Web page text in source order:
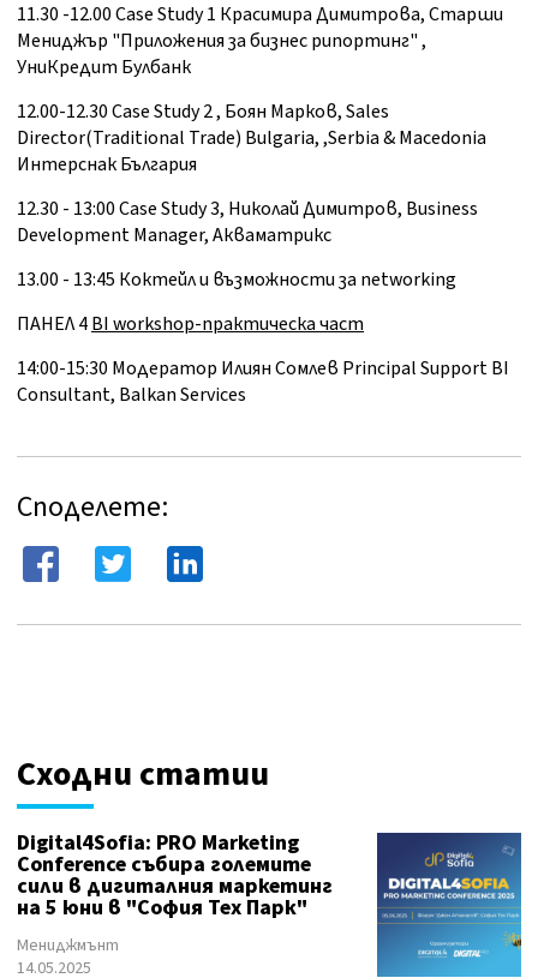
11.30 -12.00 Case Study 1 Красимира Димитрова, Старши
Мениджър "Приложения за бизнес рипортинг" ,
УниКредит Булбанк
12.00-12.30 Case Study 2 , Боян Марков, Sales
Director(Traditional Trade) Bulgaria, ,Serbia & Macedonia
Интерснак България
12.30 - 13:00 Case Study 3, Николай Димитров, Business
Development Manager, Aкваматрикс
13.00 - 13:45 Коктейл и възможности за networking
ПАНЕЛ 4BI workshop-практическа част
14:00-15:30 Mодератор Илиян Сомлев Principal Support BI
Consultant, Balkan Services
Споделете:
Сходни статии
Digital4Sofia: PRO Marketing
Conference събира големите
сили в дигиталния маркетинг
на 5 юни в "София Тех Парк"
Мениджмънт
14.05.2025